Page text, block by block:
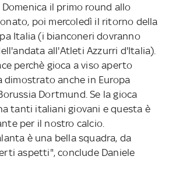
il primo round allo
poi mercoledì il ritorno della
Italia (i bianconeri dovranno
all'Atleti Azzurri d'Italia).
perchè gioca a viso aperto
anche in Europa
Dortmund. Se la gioca
tanti italiani giovani e questa è
per il nostro calcio.
è una bella squadra, da
aspetti", conclude Daniele